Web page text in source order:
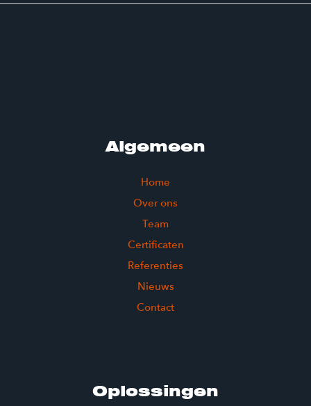
Algemeen
Home
Over ons
Team
Certificaten
Referenties
Nieuws
Contact
Oplossingen